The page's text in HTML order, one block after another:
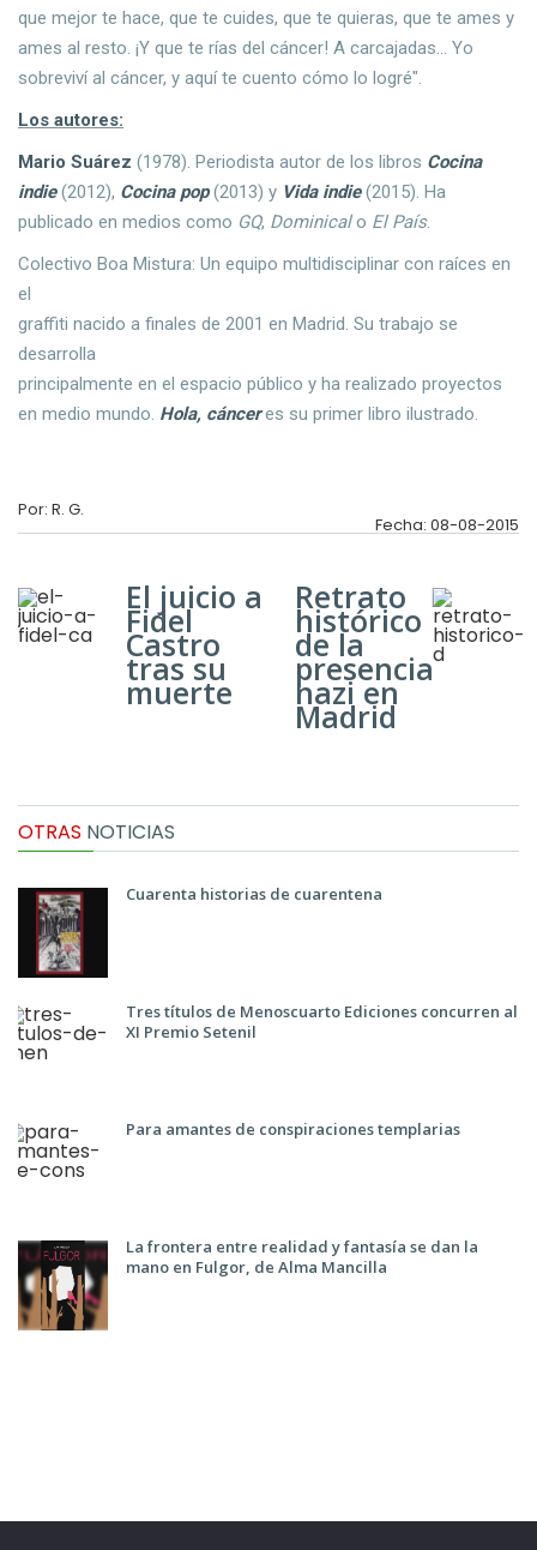
que mejor te hace, que te cuides, que te quieras, que te ames y
ames al resto. ¡Y que te rías del cáncer! A carcajadas... Yo
sobreviví al cáncer, y aquí te cuento cómo lo logré".
Los autores:
Mario Suárez (1978). Periodista autor de los libros Cocina
indie(2012), Cocina pop(2013) y Vida indie(2015). Ha
publicado en medios como GQ, Dominicalo El País.
Colectivo Boa Mistura: Un equipo multidisciplinar con raíces en
el
graffiti nacido a finales de 2001 en Madrid. Su trabajo se
desarrolla
principalmente en el espacio público y ha realizado proyectos
en medio mundo. Hola, cánceres su primer libro ilustrado.
Por: R. G.
Fecha: 08-08-2015
El juicio a
Fidel
Castro
tras su
muerte
Retrato
histórico
de la
presencia
nazi en
Madrid
OTRAS NOTICIAS
Cuarenta historias de cuarentena
Tres títulos de Menoscuarto Ediciones concurren al
XI Premio Setenil
Para amantes de conspiraciones templarias
La frontera entre realidad y fantasía se dan la
mano en Fulgor, de Alma Mancilla